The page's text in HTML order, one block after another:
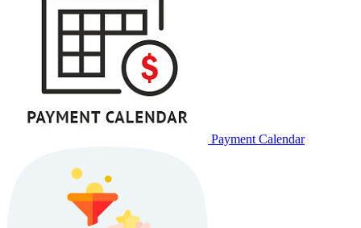
Payment Calendar